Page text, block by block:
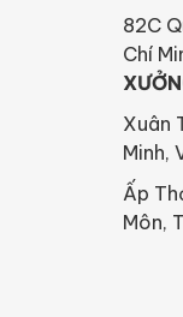
82C
Chí
Xuân
Minh,
Ấp
Môn,